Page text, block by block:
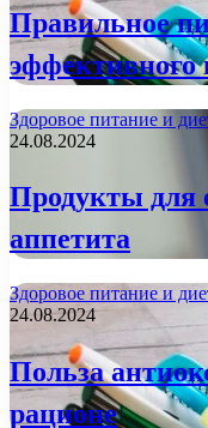
Правильное
эффективного
Здоровое питание и
24.08.2024
Продукты для
аппетита
Здоровое питание и
24.08.2024
Польза
рационе